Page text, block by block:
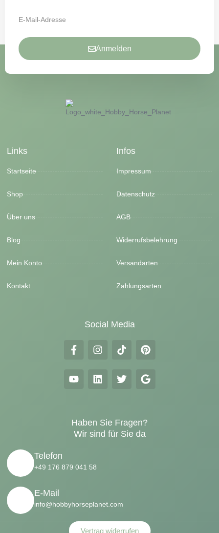
Anmelden
Links
Startseite
Shop
Über uns
Blog
Mein Konto
Kontakt
Infos
Impressum
Datenschutz
AGB
Widerrufsbelehrung
Versandarten
Zahlungsarten
Social Media
Haben Sie Fragen?
Wir sind für Sie da
Telefon
+49 176 879 041 58
E-Mail
info@hobbyhorseplanet.com
Vertrag widerrufen